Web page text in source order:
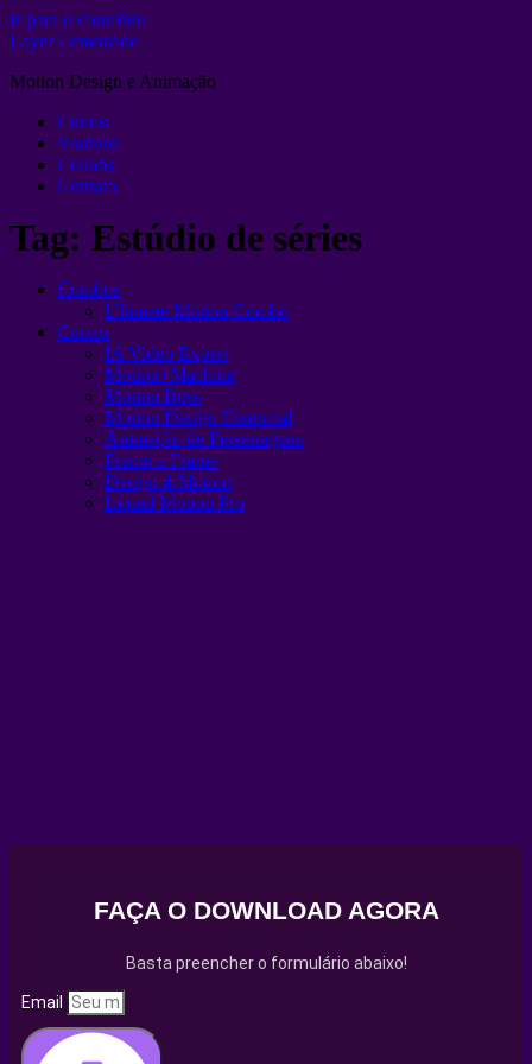
Ir para o conteúdo
Layer Lemonade
Motion Design e Animação
Cursos
Youtube
Collabs
Contato
Tag: Estúdio de séries
Combos
Ultimate Motion Combo
Cursos
IA Video Expert
Motion+Machine
Motion Boss
Motion Design Essencial
Animação de Personagens
Frame a Frame
Design 4 Motion
Liquid Motion Pro
FAÇA O DOWNLOAD AGORA
Basta preencher o formulário abaixo!
Email